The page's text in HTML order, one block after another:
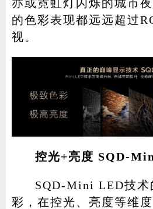
亦或霓虹灯闪烁的城市
的色彩表现都远远超过
视。
控光+亮度 SQD-
SQD-Mini LED技术
彩，在控光、亮度等维